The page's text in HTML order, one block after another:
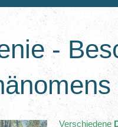
-
Verschiedene